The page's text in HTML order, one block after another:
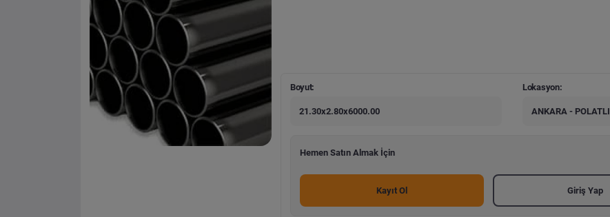
Boyut:
21.30x2.80x6000.00
Lokasyon:
ANKARA - POLATLI
Hemen Satın Almak İçin
Kayıt Ol Giriş Yap